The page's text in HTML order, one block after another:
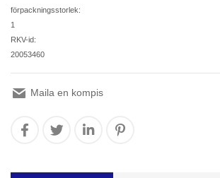
förpackningsstorlek:
1
RKV-id:
20053460
Maila en kompis